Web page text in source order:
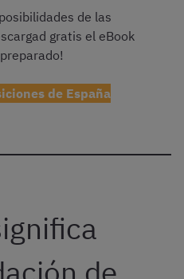
de las
gratis el eBook
de España